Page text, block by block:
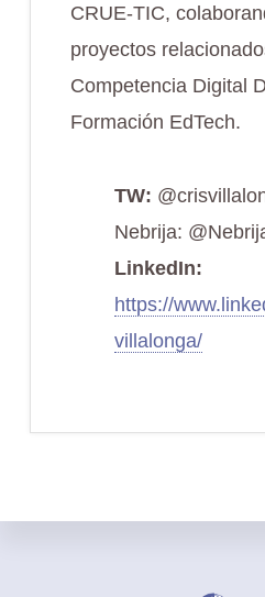
CRUE-TIC,
proyectos
Competencia Digital
Formación EdTech.
TW:
Nebrija:
LinkedIn:
https://
villalonga/